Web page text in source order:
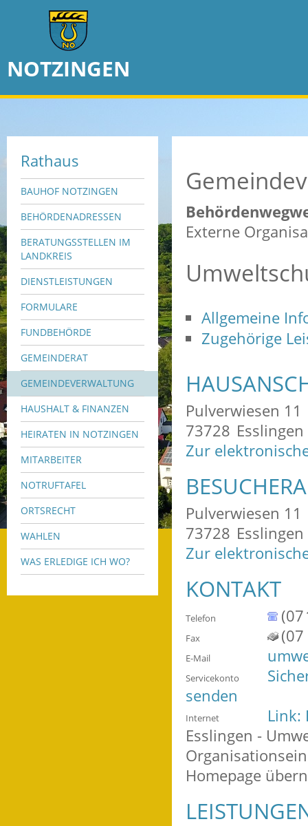
NOTZINGEN
Rathaus
BAUHOF NOTZINGEN
BEHÖRDENADRESSEN
BERATUNGSSTELLEN IM
LANDKREIS
DIENSTLEISTUNGEN
FORMULARE
FUNDBEHÖRDE
GEMEINDERAT
GEMEINDEVERWALTUNG
HAUSHALT & FINANZEN
HEIRATEN IN NOTZINGEN
MITARBEITER
NOTRUFTAFEL
ORTSRECHT
WAHLEN
WAS ERLEDIGE ICH WO?
Externe
Allgemeine
Zugehörige
Pulverwiesen 11
73728
Zur
Pulverwiesen 11
73728
Zur
KONTAKT
Telefon (07
Fax (07
E-Mail
Servicekonto
senden
Internet
Link:
Esslingen -
Homepage